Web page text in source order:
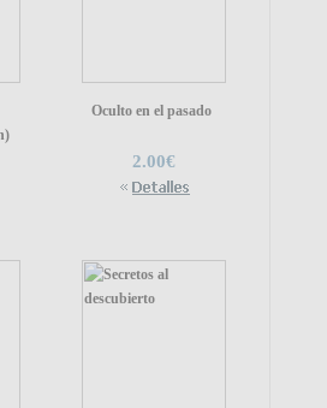
Oculto en el pasado
2.00€